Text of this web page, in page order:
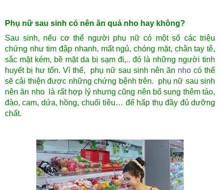
Phụ nữ sau sinh có nên ăn quả nho hay không?
Sau sinh, nếu cơ thể người phụ nữ có một số các triệu
chứng như tim đập nhanh, mất ngủ, chóng mặt, chân tay tê,
sắc mặt kém, bề mặt da bị sạm đi,.. đó là những người tinh
huyết bị hư tổn. Vì thế, phụ nữ sau sinh nên ăn nho có thể
sẽ cải thiện được những chứng bệnh trên. phụ nữ sau sinh
nên ăn nho là rất hợp lý nhưng cũng nên bổ sung thêm táo,
đào, cam, dứa, hồng, chuối tiêu… để hấp thụ đầy đủ dưỡng
chất.